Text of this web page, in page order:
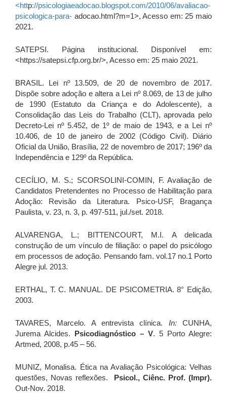
<http://psicologiaeadocao.blogspot.com/2010/06/avaliacao-
psicologica-para- adocao.html?m=1>, Acesso em: 25 maio
2021.
SATEPSI. Página institucional. Disponível em:
<https://satepsi.cfp.org.br/>, Acesso em: 25 maio 2021.
BRASIL. Lei nº 13.509, de 20 de novembro de 2017.
Dispõe sobre adoção e altera a Lei nº 8.069, de 13 de julho
de 1990 (Estatuto da Criança e do Adolescente), a
Consolidação das Leis do Trabalho (CLT), aprovada pelo
Decreto-Lei nº 5.452, de 1º de maio de 1943, e a Lei nº
10.406, de 10 de janeiro de 2002 (Código Civil). Diário
Oficial da União, Brasília, 22 de novembro de 2017; 196º da
Independência e 129º da República.
CECÍLIO, M. S.; SCORSOLINI-COMIN, F. Avaliação de
Candidatos Pretendentes no Processo de Habilitação para
Adoção: Revisão da Literatura. Psico-USF, Bragança
Paulista, v. 23, n. 3, p. 497-511, jul./set. 2018.
ALVARENGA, L.; BITTENCOURT, M.I. A delicada
construção de um vínculo de filiação: o papel do psicólogo
em processos de adoção. Pensando fam. vol.17 no.1 Porto
Alegre jul. 2013.
ERTHAL, T. C. MANUAL. DE PSICOMETRIA. 8° Edição,
2003.
TAVARES, Marcelo. A entrevista clínica. In:CUNHA,
Jurema Alcides. Psicodiagnóstico – V. 5 Porto Alegre:
Artmed, 2008, p.45 – 56.
MUNIZ, Monalisa. Ética na Avaliação Psicológica: Velhas
questões, Novas reflexões.
Psicol., Ciênc. Prof. (Impr).
Out-Nov. 2018.